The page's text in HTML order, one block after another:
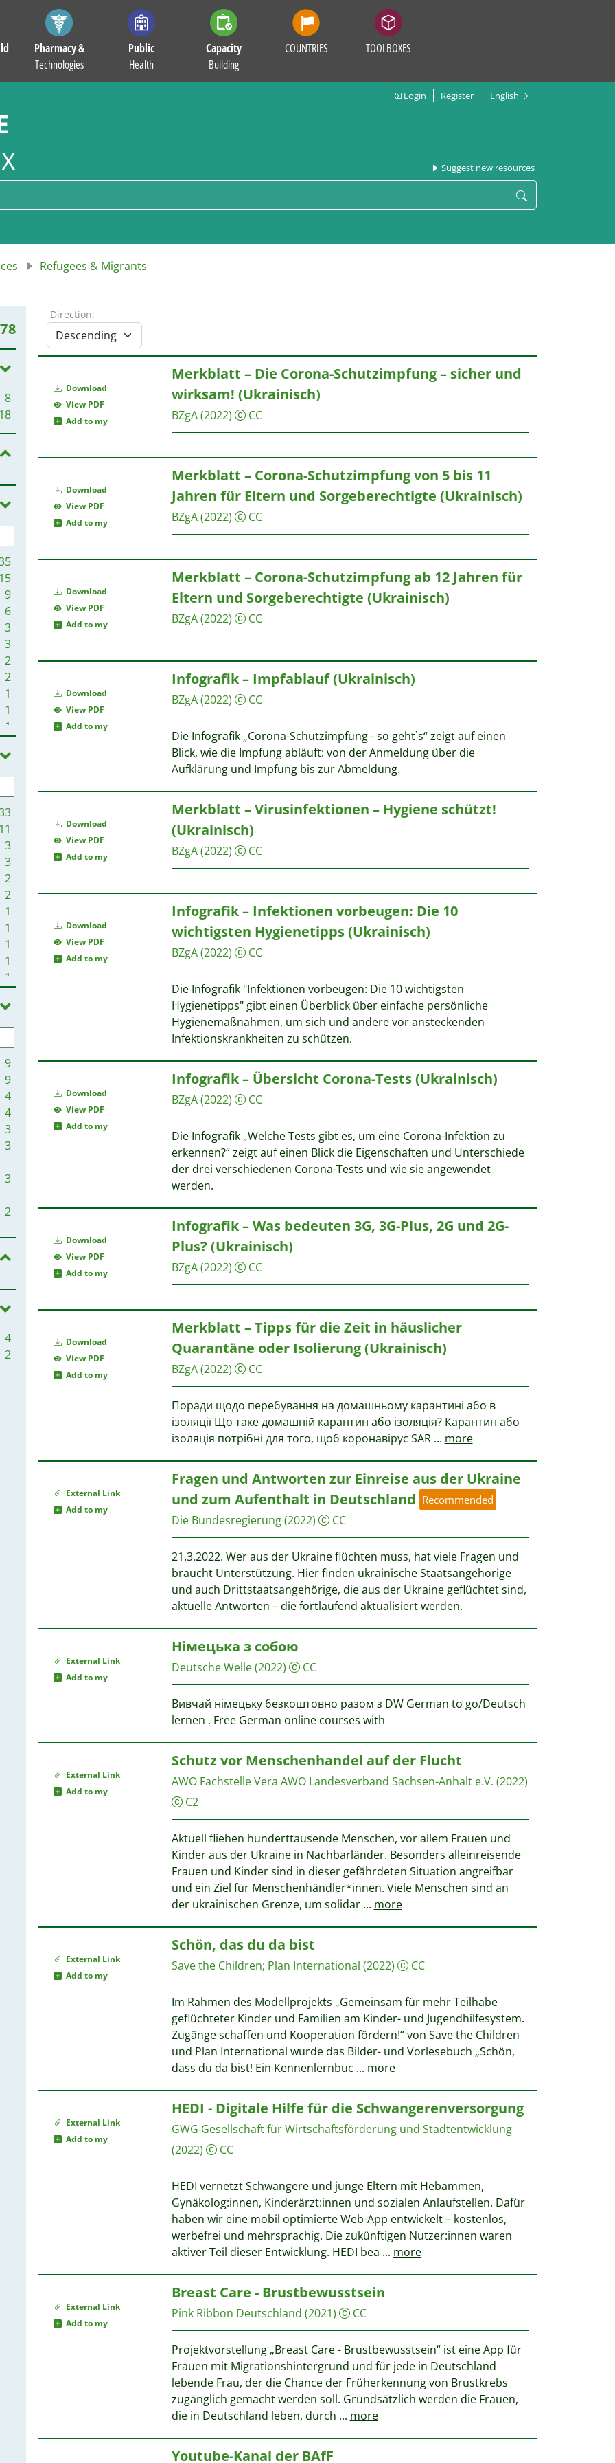
Pharmacy &
Technologies
Public
Health
Capacity
Building
COUNTRIES TOOLBOXES
Login Register English
Suggest new resources
Refugees & Migrants
78
8
18
15
9
6
3
3
2
2
1
1
1
11
3
3
2
2
1
1
1
1
1
9
9
4
4
3
3
3
2
2
2
4
2
Direction:
Download
View PDF
Add to my
Merkblatt – Die Corona-Schutzimpfung – sicher und
wirksam! (Ukrainisch)
BZgA (2022) CC
Download
View PDF
Add to my
Merkblatt – Corona-Schutzimpfung von 5 bis 11
Jahren für Eltern und Sorgeberechtigte (Ukrainisch)
BZgA (2022) CC
Download
View PDF
Add to my
Merkblatt – Corona-Schutzimpfung ab 12 Jahren für
Eltern und Sorgeberechtigte (Ukrainisch)
BZgA (2022) CC
Download
View PDF
Add to my
Infografik – Impfablauf (Ukrainisch)
BZgA (2022) CC
Die Infografik „Corona-Schutzimpfung - so geht`s“ zeigt auf einen
Blick, wie die Impfung abläuft: von der Anmeldung über die
Aufklärung und Impfung bis zur Abmeldung.
Download
View PDF
Add to my
Merkblatt – Virusinfektionen – Hygiene schützt!
(Ukrainisch)
BZgA (2022) CC
Download
View PDF
Add to my
Infografik – Infektionen vorbeugen: Die 10
wichtigsten Hygienetipps (Ukrainisch)
BZgA (2022) CC
Die Infografik "Infektionen vorbeugen: Die 10 wichtigsten
Hygienetipps" gibt einen Überblick über einfache persönliche
Hygienemaßnahmen, um sich und andere vor ansteckenden
Infektionskrankheiten zu schützen.
Download
View PDF
Add to my
Infografik – Übersicht Corona-Tests (Ukrainisch)
BZgA (2022) CC
Die Infografik „Welche Tests gibt es, um eine Corona-Infektion zu
erkennen?“ zeigt auf einen Blick die Eigenschaften und Unterschiede
der drei verschiedenen Corona-Tests und wie sie angewendet
werden.
Download
View PDF
Add to my
Infografik – Was bedeuten 3G, 3G-Plus, 2G und 2G-
Plus? (Ukrainisch)
BZgA (2022) CC
Download
View PDF
Add to my
Merkblatt – Tipps für die Zeit in häuslicher
Quarantäne oder Isolierung (Ukrainisch)
BZgA (2022) CC
Поради щодо перебування на домашньому карантині або в
ізоляції Що таке домашній карантин або ізоляція? Карантин або
ізоляція потрібні для того, щоб коронавірус SAR ... more
External Link
Add to my
Fragen und Antworten zur Einreise aus der Ukraine
und zum Aufenthalt in Deutschland Recommended
Die Bundesregierung (2022) CC
21.3.2022. Wer aus der Ukraine flüchten muss, hat viele Fragen und
braucht Unterstützung. Hier finden ukrainische Staatsangehörige
und auch Drittstaatsangehörige, die aus der Ukraine geflüchtet sind,
aktuelle Antworten – die fortlaufend aktualisiert werden.
External Link
Add to my
Німецька з собою
Deutsche Welle (2022) CC
Вивчай німецьку безкоштовно разом з DW German to go/Deutsch
lernen . Free German online courses with
External Link
Add to my
Schutz vor Menschenhandel auf der Flucht
AWO Fachstelle Vera AWO Landesverband Sachsen-Anhalt e.V. (2022)
C2
Aktuell fliehen hunderttausende Menschen, vor allem Frauen und
Kinder aus der Ukraine in Nachbarländer. Besonders alleinreisende
Frauen und Kinder sind in dieser gefährdeten Situation angreifbar
und ein Ziel für Menschenhändler*innen. Viele Menschen sind an
der ukrainischen Grenze, um solidar ... more
External Link
Add to my
Schön, das du da bist
Save the Children; Plan International (2022) CC
Im Rahmen des Modellprojekts „Gemeinsam für mehr Teilhabe
geflüchteter Kinder und Familien am Kinder- und Jugendhilfesystem.
Zugänge schaffen und Kooperation fördern!“ von Save the Children
und Plan International wurde das Bilder- und Vorlesebuch „Schön,
dass du da bist! Ein Kennenlernbuc ... more
External Link
Add to my
HEDI - Digitale Hilfe für die Schwangerenversorgung
GWG Gesellschaft für Wirtschaftsförderung und Stadtentwicklung
(2022)
CC
HEDI vernetzt Schwangere und junge Eltern mit Hebammen,
Gynäkolog:innen, Kinderärzt:innen und sozialen Anlaufstellen. Dafür
haben wir eine mobil optimierte Web-App entwickelt – kostenlos,
werbefrei und mehrsprachig. Die zukünftigen Nutzer:innen waren
aktiver Teil dieser Entwicklung. HEDI bea ... more
External Link
Add to my
Breast Care - Brustbewusstsein
Pink Ribbon Deutschland (2021) CC
Projektvorstellung „Breast Care - Brustbewusstsein“ ist eine App für
Frauen mit Migrationshintergrund und für jede in Deutschland
lebende Frau, der die Chance der Früherkennung von Brustkrebs
zugänglich gemacht werden soll. Grundsätzlich werden die Frauen,
die in Deutschland leben, durch ... more
Youtube-Kanal der BAfF